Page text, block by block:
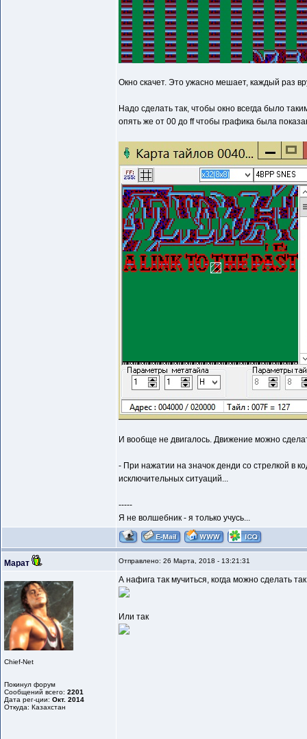
Окно скачет. Это ужасно мешает, каждый раз
Надо сделать так, чтобы окно всегда было
опять же от 00 до ff чтобы графика была
И вообще не двигалось. Движение можно
- При нажатии на значок денди со стрелкой в
исключительных ситуаций...
-----
Я не волшебник - я только учусь...
Марат Отправлено: 26 Марта, 2018 - 13:21:31
Chief-Net
Покинул форум
Сообщений всего: 2201
Дата рег-ции: Окт. 2014
Откуда: Казахстан
А нафига так мучиться, когда можно сделать
Или так